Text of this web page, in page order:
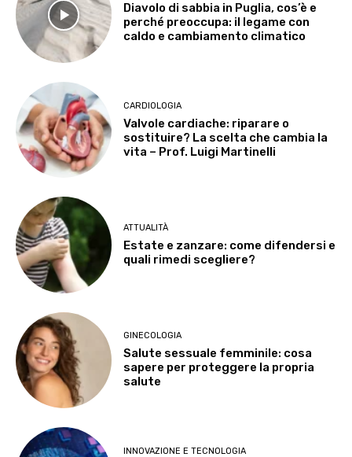
Diavolo di sabbia in Puglia, cos’è e
perché preoccupa: il legame con
caldo e cambiamento climatico
CARDIOLOGIA
Valvole cardiache: riparare o
sostituire? La scelta che cambia la
vita – Prof. Luigi Martinelli
ATTUALITÀ
Estate e zanzare: come difendersi e
quali rimedi scegliere?
GINECOLOGIA
Salute sessuale femminile: cosa
sapere per proteggere la propria
salute
INNOVAZIONE E TECNOLOGIA